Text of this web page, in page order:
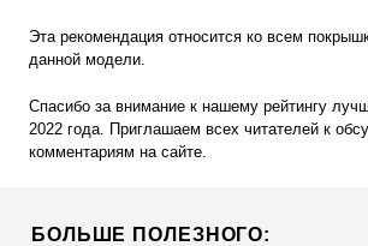
Эта рекомендация относится ко всем
данной модели.
Спасибо за внимание к нашему рейтингу
2022 года. Приглашаем всех читателей к
комментариям на сайте.
БОЛЬШЕ ПОЛЕЗНОГО: